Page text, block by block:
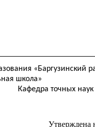
«Баргузинский
точных наук
Утверждена